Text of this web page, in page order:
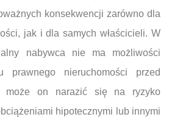
konsekwencji zarówno dla
jak i dla samych właścicieli. W
nabywca nie ma możliwości
prawnego nieruchomości przed
może on narazić się na ryzyko
hipotecznymi lub innymi